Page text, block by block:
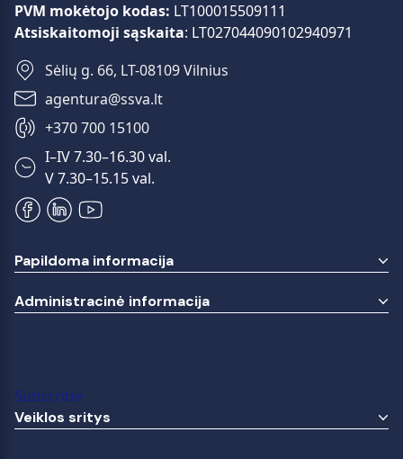
PVM mokėtojo kodas: LT100015509111
Atsiskaitomoji sąskaita: LT027044090102940971
Sėlių g. 66, LT-08109 Vilnius
+370 700 15100
I–IV 7.30–16.30 val.
V 7.30–15.15 val.
Papildoma informacija
Administracinė informacija
Subscribe
Veiklos sritys